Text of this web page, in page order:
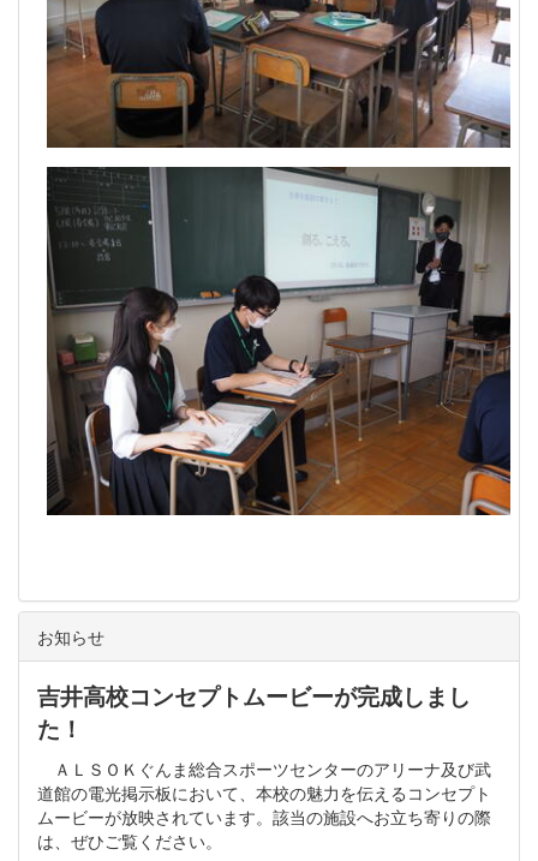
お知らせ
吉井高校コンセプトムービーが完成しまし
た！
ＡＬＳＯＫぐんま総合スポーツセンターのアリーナ及び武
道館の電光掲示板において、本校の魅力を伝えるコンセプト
ムービーが放映されています。該当の施設へお立ち寄りの際
は、ぜひご覧ください。